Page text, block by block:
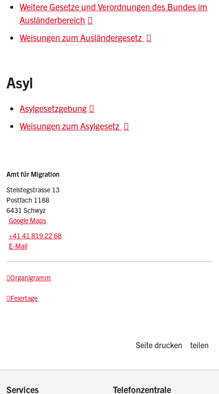
Weitere Gesetze und Verordnungen des Bundes im
Ausländerbereich
Weisungen zum Ausländergesetz
Asyl
Asylgesetzgebung
Weisungen zum Asylgesetz
Sidebar
Adresse
Amt für Migration
Steistegstrasse 13
Postfach 1188
6431 Schwyz
Google Maps
Tel.:
+41 41 819 22 68
E-Mail: afm
E-Mail
Organigramm
Feiertage
Diese Seite
Seite drucken teilen
Services Telefonzentrale